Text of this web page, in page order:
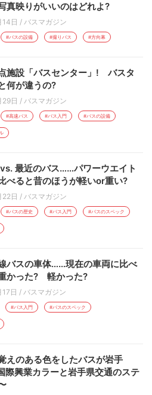
真映りがいいのはどれよ?
日 / バスマガジン
#バスの設備 #撮りバス #方向幕
施設「バスセンター」! バスタ
何が違うの?
日 / バスマガジン
#高速バス #バス入門 #バスの設備
最近のバス……パワーウエイト
べると昔のほうが軽いor重い?
日 / バスマガジン
#バスの歴史 #バス入門 #バスのスペック
バスの車体……現在の車両に比べ
かった? 軽かった?
日 / バスマガジン
#バス入門 #バスのスペック
えのある色をしたバスが岩手
興業カラーと岩手県交通のステ